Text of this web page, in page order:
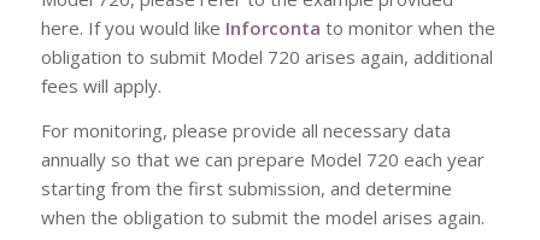
here. If you would like Inforconta to monitor when the
obligation to submit Model 720 arises again, additional
fees will apply.
For monitoring, please provide all necessary data
annually so that we can prepare Model 720 each year
starting from the first submission, and determine
when the obligation to submit the model arises again.